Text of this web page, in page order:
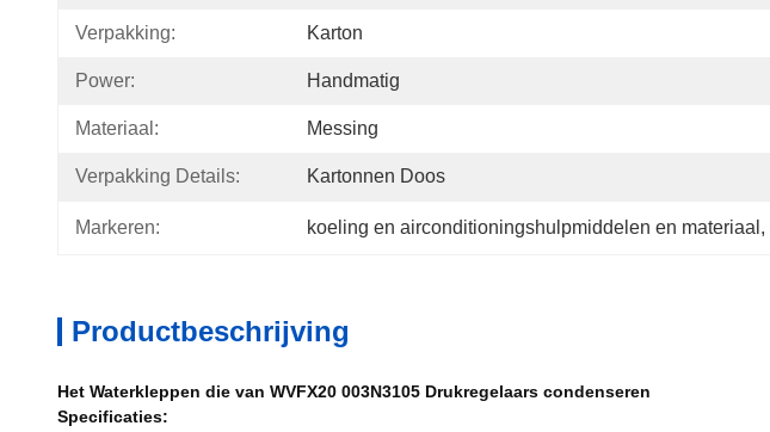
Verpakking: Karton
Power: Handmatig
Materiaal: Messing
Verpakking Details: Kartonnen Doos
Markeren: koeling en airconditioningshulpmiddelen en materiaal ,
Productbeschrijving
Het Waterkleppen die van WVFX20 003N3105 Drukregelaars condenseren
Specificaties: